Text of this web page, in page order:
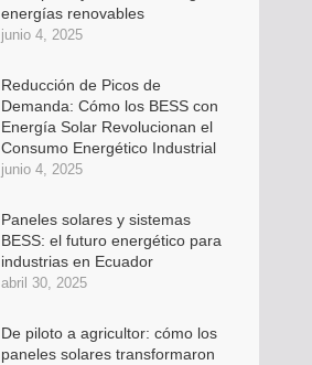
energías renovables
junio 4, 2025
Reducción de Picos de
Demanda: Cómo los BESS con
Energía Solar Revolucionan el
Consumo Energético Industrial
junio 4, 2025
Paneles solares y sistemas
BESS: el futuro energético para
industrias en Ecuador
abril 30, 2025
De piloto a agricultor: cómo los
paneles solares transformaron